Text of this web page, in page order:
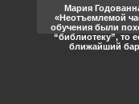
Мария
«Неотъемлемой
обучения были
“библиотеку”, то
ближайший